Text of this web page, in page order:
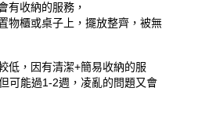
有收納的服務，
物櫃或桌子上，擺放整齊，被無
低，因有清潔+簡易收納的服
可能過1-2週，凌亂的問題又會